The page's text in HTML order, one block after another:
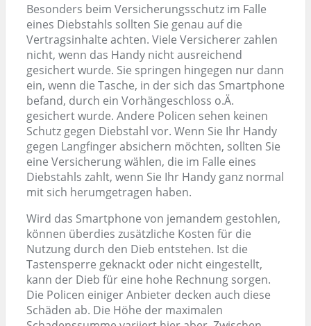
Besonders beim Versicherungsschutz im Falle
eines Diebstahls sollten Sie genau auf die
Vertragsinhalte achten. Viele Versicherer zahlen
nicht, wenn das Handy nicht ausreichend
gesichert wurde. Sie springen hingegen nur dann
ein, wenn die Tasche, in der sich das Smartphone
befand, durch ein Vorhängeschloss o.Ä.
gesichert wurde. Andere Policen sehen keinen
Schutz gegen Diebstahl vor. Wenn Sie Ihr Handy
gegen Langfinger absichern möchten, sollten Sie
eine Versicherung wählen, die im Falle eines
Diebstahls zahlt, wenn Sie Ihr Handy ganz normal
mit sich herumgetragen haben.
Wird das Smartphone von jemandem gestohlen,
können überdies zusätzliche Kosten für die
Nutzung durch den Dieb entstehen. Ist die
Tastensperre geknackt oder nicht eingestellt,
kann der Dieb für eine hohe Rechnung sorgen.
Die Policen einiger Anbieter decken auch diese
Schäden ab. Die Höhe der maximalen